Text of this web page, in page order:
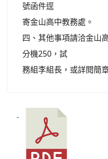
號函件逕
寄金山高中教務處。
四、其他事項請洽金山
分機250，試
務組李組長，或詳閱簡